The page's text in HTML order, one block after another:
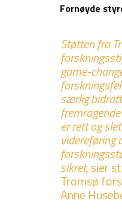
Fornøyde
Støtten fra
game-
særlig
er rett og
videreføring
sikret,sier
Tromsø
Anne